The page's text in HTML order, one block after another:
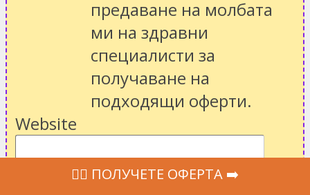
предаване на молбата
ми на здравни
специалисти за
получаване на
подходящи оферти.
Website
ПОЛУЧЕТЕ ОФЕРТА
‍👩‍⚕ ПОЛУЧЕТЕ ОФЕРТА ➡️